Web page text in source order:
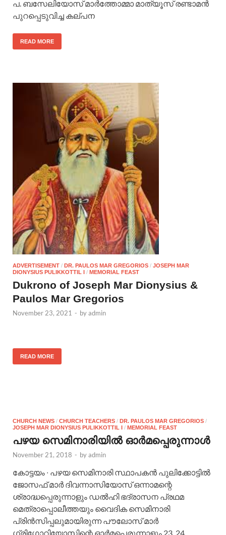
പ. ബസേലിയോസ് മാര്‍ത്തോമ്മാ മാത്യൂസ് രണ്ടാമന്‍
പുറപ്പെടുവിച്ച കല്പന
READ MORE
ADVERTISEMENT / DR. PAULOS MAR GREGORIOS / JOSEPH MAR
DIONYSIUS PULIKKOTTIL I
/ MEMORIAL FEAST
Dukrono of Joseph Mar Dionysius &
Paulos Mar Gregorios
November 23, 2021 - byadmin
READ MORE
CHURCH NEWS / CHURCH TEACHERS / DR. PAULOS MAR GREGORIOS /
JOSEPH MAR DIONYSIUS PULIKKOTTIL I
/ MEMORIAL FEAST
പഴയ സെമിനാരിയിൽ ഓർമപ്പെരുന്നാൾ
November 21, 2018 - byadmin
കോട്ടയം ∙ പഴയ സെമിനാരി സ്ഥാപകൻ പുലിക്കോട്ടിൽ
ജോസഫ് മാർ ദിവന്നാസിയോസ് ഒന്നാമന്റെ
ശ്രാദ്ധപ്പെരുന്നാളും ഡൽഹി ഭദ്രാസന പ്രഥമ
മെത്രാപ്പൊലീത്തയും വൈദിക സെമിനാരി
പ്രിൻസിപ്പലുമായിരുന്ന പൗലോസ് മാർ
ഗ്രിഗോറിയോസിന്റെ ഓർമപ്പെരുന്നാളും 23, 24